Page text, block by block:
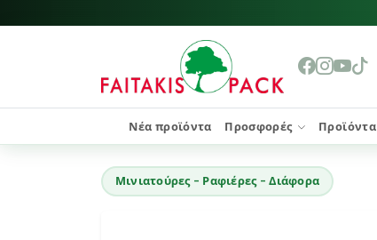
Νέα προϊόντα Προσφορές Προϊόντα
Μινιατούρες - Ραφιέρες - Διάφορα